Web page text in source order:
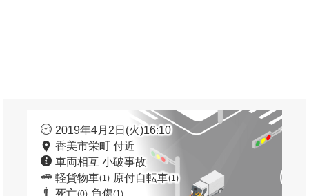
2019年4月2日(火)16:10
香美市栄町 付近
車両相互 小破事故
軽貨物車(1) 原付自転車(1)
死亡(0) 負傷(1)